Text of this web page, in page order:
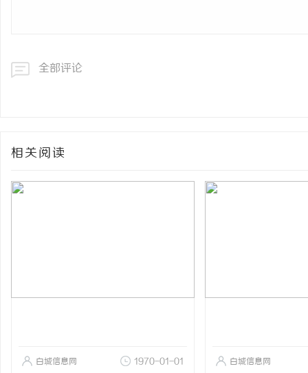
全部评论
相关阅读
白城信息网 1970-01-01 白城信息网